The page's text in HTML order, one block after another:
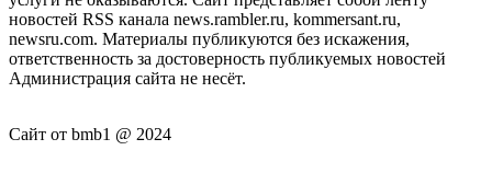
новостей RSS канала news.rambler.ru, kommersant.ru,
newsru.com. Материалы публикуются без искажения,
ответственность за достоверность публикуемых новостей
Администрация сайта не несёт.
Сайт от bmb1 @ 2024